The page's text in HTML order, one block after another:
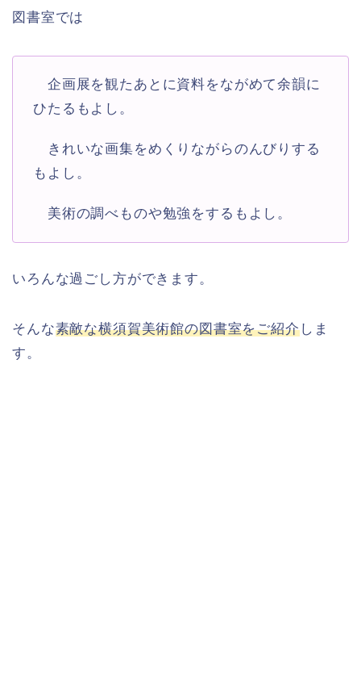
図書室では
企画展を観たあとに資料をながめて余韻に
ひたるもよし。
きれいな画集をめくりながらのんびりする
もよし。
美術の調べものや勉強をするもよし。
いろんな過ごし方ができます。
そんな素敵な横須賀美術館の図書室をご紹介しま
す。